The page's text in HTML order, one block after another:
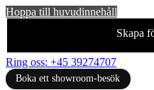
Hoppa till huvudinnehåll
Skapa
Ring oss: +45 39274707
Boka ett showroom-besök